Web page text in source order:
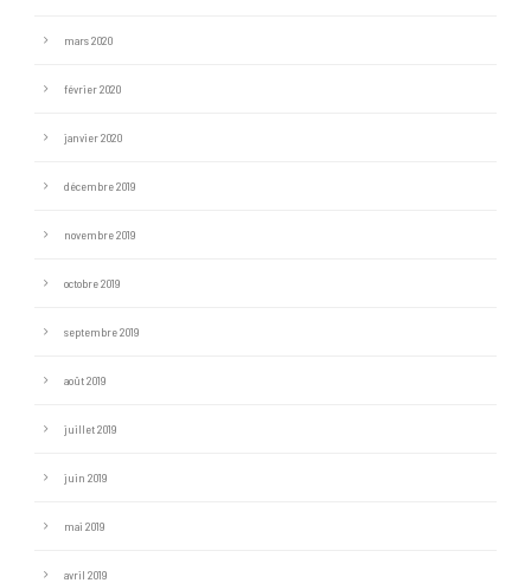
mars 2020
février 2020
janvier 2020
décembre 2019
novembre 2019
octobre 2019
septembre 2019
août 2019
juillet 2019
juin 2019
mai 2019
avril 2019